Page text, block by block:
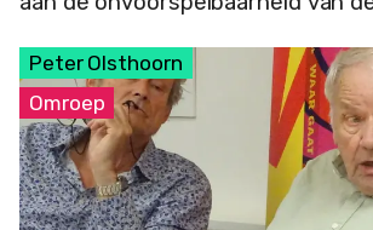
Peter Olsthoorn
Omroep